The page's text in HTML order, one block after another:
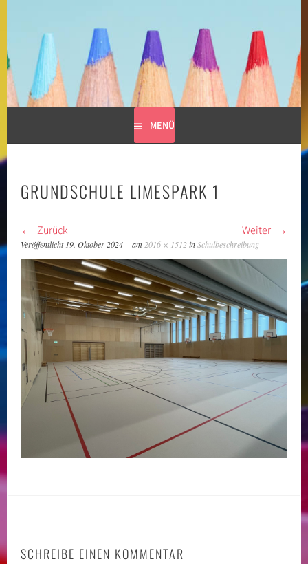
GRUNDSCHULE LIMESPARK
MENÜ
GRUNDSCHULE LIMESPARK 1
Zurück Weiter
Veröffentlicht 19. Oktober 2024 am 2016 × 1512inSchulbeschreibung
SCHREIBE EINEN KOMMENTAR